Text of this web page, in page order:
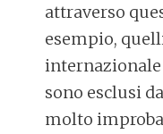
attraverso
esempio,
sono esclusi
molto